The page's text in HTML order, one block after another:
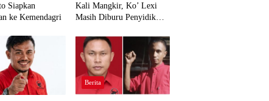
Siapkan
ke Kemendagri
Kali Mangkir, Ko’ Lexi
Masih Diburu Penyidik
Berita